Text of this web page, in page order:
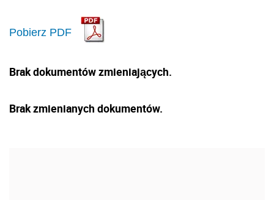
Pobierz PDF
Brak dokumentów zmieniających.
Brak zmienianych dokumentów.